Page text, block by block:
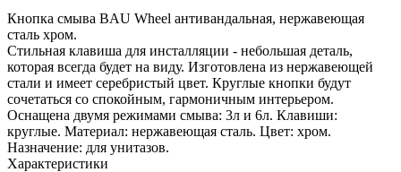
Кнопка смыва BAU Wheel антивандальная, нержавеющая
сталь хром.
Стильная клавиша для инсталляции - небольшая деталь,
которая всегда будет на виду. Изготовлена из нержавеющей
стали и имеет серебристый цвет. Круглые кнопки будут
сочетаться со спокойным, гармоничным интерьером.
Оснащена двумя режимами смыва: 3л и 6л. Клавиши:
круглые. Материал: нержавеющая сталь. Цвет: хром.
Назначение: для унитазов.
Характеристики